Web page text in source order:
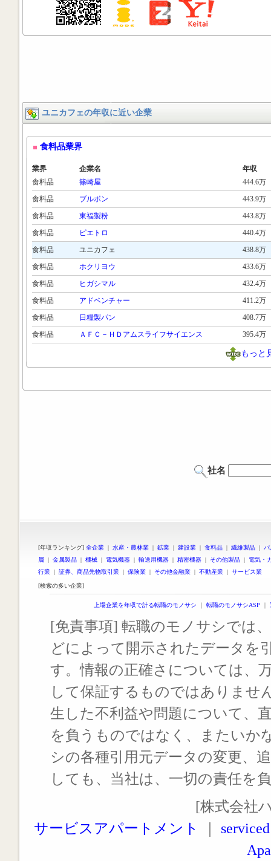
ユニカフェの年収に近い企業
食料品業界
業界 企業名
年収
食料品
篠崎屋
444.6万
食料品
ブルボン
443.9万
食料品
東福製粉
443.8万
食料品
ピエトロ
440.4万
食料品
ユニカフェ
438.8万
食料品
ホクリヨウ
433.6万
食料品
ヒガシマル
432.4万
食料品
アドベンチャー
411.2万
食料品
日糧製パン
408.7万
食料品
ＡＦＣ－ＨＤアムスライフサイエンス 395.4万
もっと
社名
[年収ランキング] 全企業 | 水産・農林業 | 鉱業 | 建設業 | 食料品 | 繊維製品 |
属 | 金属製品 | 機械 | 電気機器 | 輸送用機器 | 精密機器 | その他製品 | 電気・
行業 | 証券、商品先物取引業 | 保険業 | その他金融業 | 不動産業 | サービス業
[検索の多い企業]
上場企業を年収で計る転職のモノサシ ｜ 転職のモノサシASP ｜
[免責事項] 転職のモノサシでは
どによって開示されたデータを
す。情報の正確さについては、
して保証するものではありませ
生した不利益や問題について、
を負うものではなく、またいか
シの各種引用元データの変更、
しても、当社は、一切の責任を
[株式会社
サービスアパートメント